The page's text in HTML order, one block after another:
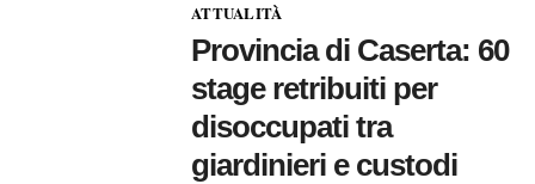
ATTUALITÀ
Provincia di Caserta: 60
stage retribuiti per
disoccupati tra
giardinieri e custodi